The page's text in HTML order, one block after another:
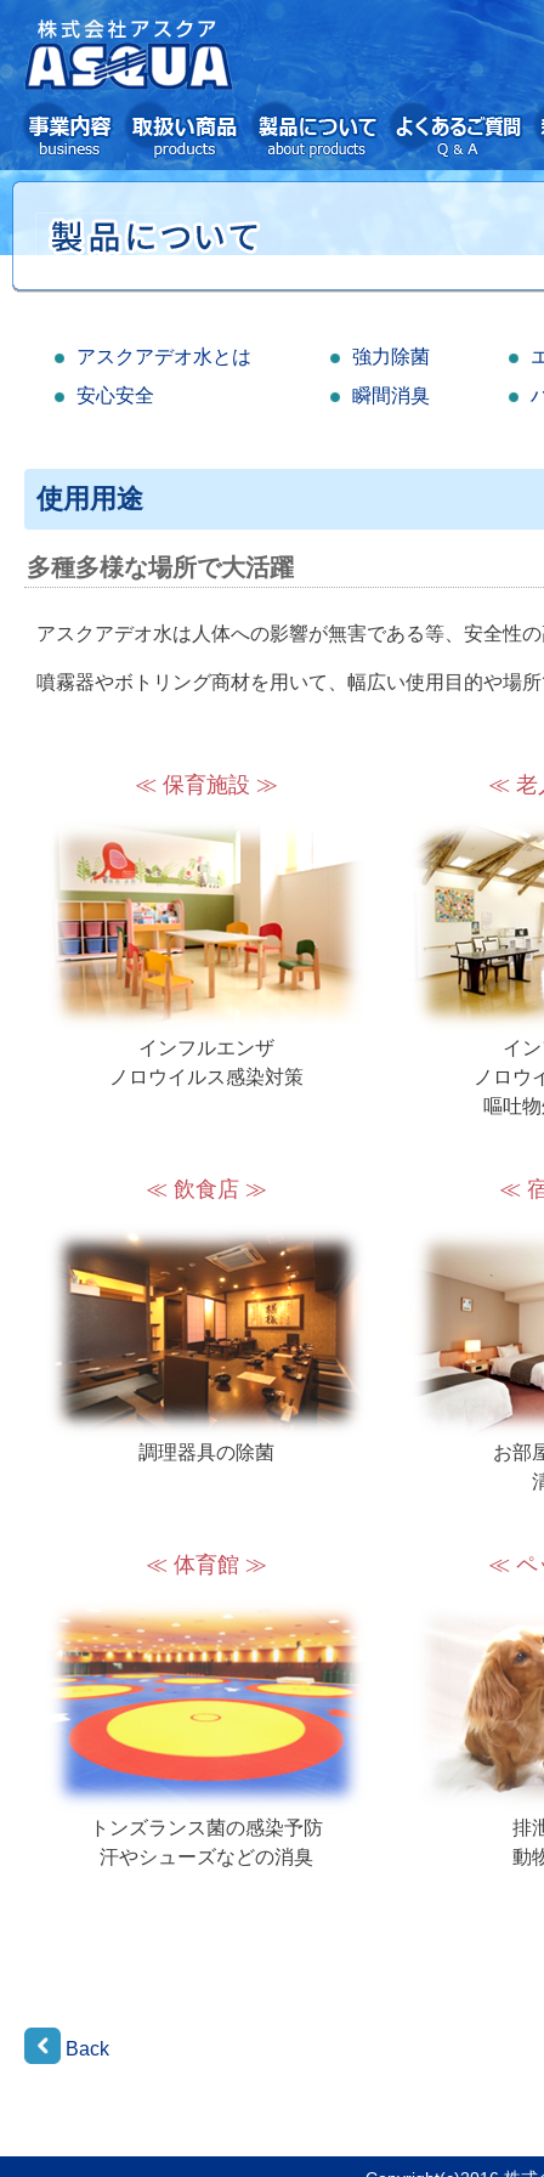
アスクアデオ水とは
安心安全
強力除菌
瞬間消臭
使用用途
多種多様な場所で大活躍
アスクアデオ水は人体への影響が無害である等、安全性
噴霧器やボトリング商材を用いて、幅広い使用目的や場
≪ 保育施設 ≫
インフルエンザ
ノロウイルス感染対策
≪ 老
イ
ノロウ
嘔吐
≪ 飲食店 ≫
調理器具の除菌
≪
お部
≪ 体育館 ≫
トンズランス菌の感染予防
汗やシューズなどの消臭
≪ ペ
排
動
Back